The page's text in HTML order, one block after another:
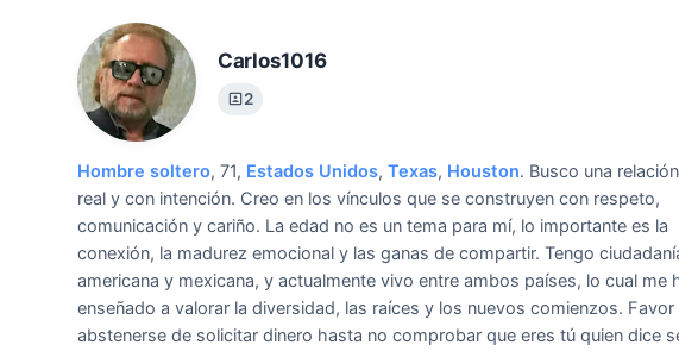
Carlos1016
2
Hombre soltero, 71, Estados Unidos, Texas, Houston. Busco una
real y con intención. Creo en los vínculos que se construyen con respeto,
comunicación y cariño. La edad no es un tema para mí, lo importante es la
conexión, la madurez emocional y las ganas de compartir. Tengo
americana y mexicana, y actualmente vivo entre ambos países, lo cual me
enseñado a valorar la diversidad, las raíces y los nuevos comienzos. Favor
abstenerse de solicitar dinero hasta no comprobar que eres tú quien dice